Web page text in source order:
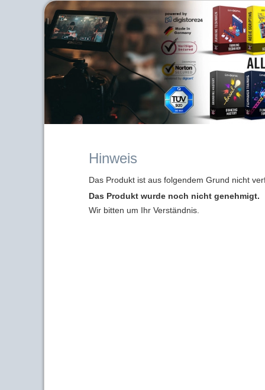
Hinweis
Das Produkt ist aus folgendem Grund nicht
Das Produkt wurde noch nicht genehmigt.
Wir bitten um Ihr Verständnis.